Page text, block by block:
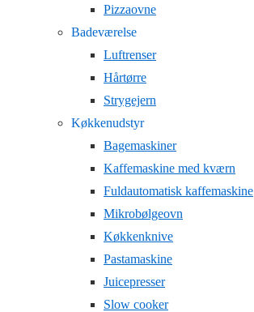
Pizzaovne
Badeværelse
Luftrenser
Hårtørre
Strygejern
Køkkenudstyr
Bagemaskiner
Kaffemaskine med kværn
Fuldautomatisk kaffemaskine
Mikrobølgeovn
Køkkenknive
Pastamaskine
Juicepresser
Slow cooker